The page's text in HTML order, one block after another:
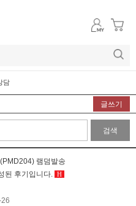
담
글쓰기
검색
램덤발송
된 후기입니다. H
26